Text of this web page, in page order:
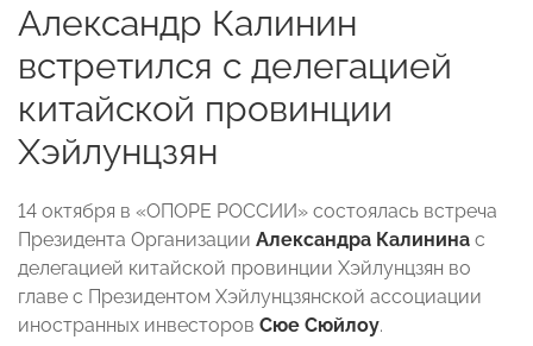
Александр Калинин
встретился с делегацией
китайской провинции
Хэйлунцзян
14 октября в «ОПОРЕ РОССИИ» состоялась встреча
Президента Организации Александра Калинина с
делегацией китайской провинции Хэйлунцзян во
главе с Президентом Хэйлунцзянской ассоциации
иностранных инвесторов Сюе Сюйлоу.